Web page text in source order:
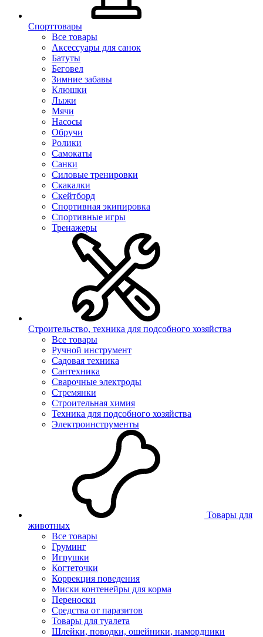
Спорттовары
Все товары
Аксессуары для санок
Батуты
Беговел
Зимние забавы
Клюшки
Лыжи
Мячи
Насосы
Обручи
Ролики
Самокаты
Санки
Силовые тренировки
Скакалки
Скейтборд
Спортивная экипировка
Спортивные игры
Тренажеры
Строительство, техника для подсобного хозяйства
Все товары
Ручной инструмент
Садовая техника
Сантехника
Сварочные электроды
Стремянки
Строительная химия
Техника для подсобного хозяйства
Электроинструменты
Товары для
животных
Все товары
Груминг
Игрушки
Когтеточки
Коррекция поведения
Миски контенейры для корма
Переноски
Средства от паразитов
Товары для туалета
Шлейки, поводки, ошейники, намордники